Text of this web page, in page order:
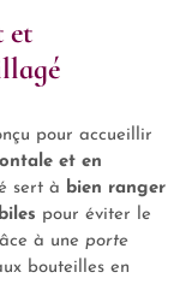
et
pour accueillir
et en
sert à bien ranger
pour éviter le
à une porte
bouteilles en